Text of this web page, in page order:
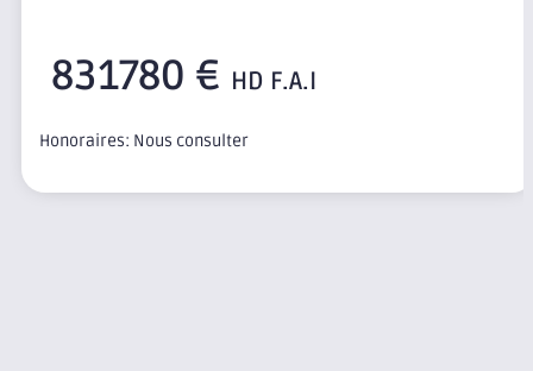
831780 € HD F.A.I
Honoraires: Nous consulter